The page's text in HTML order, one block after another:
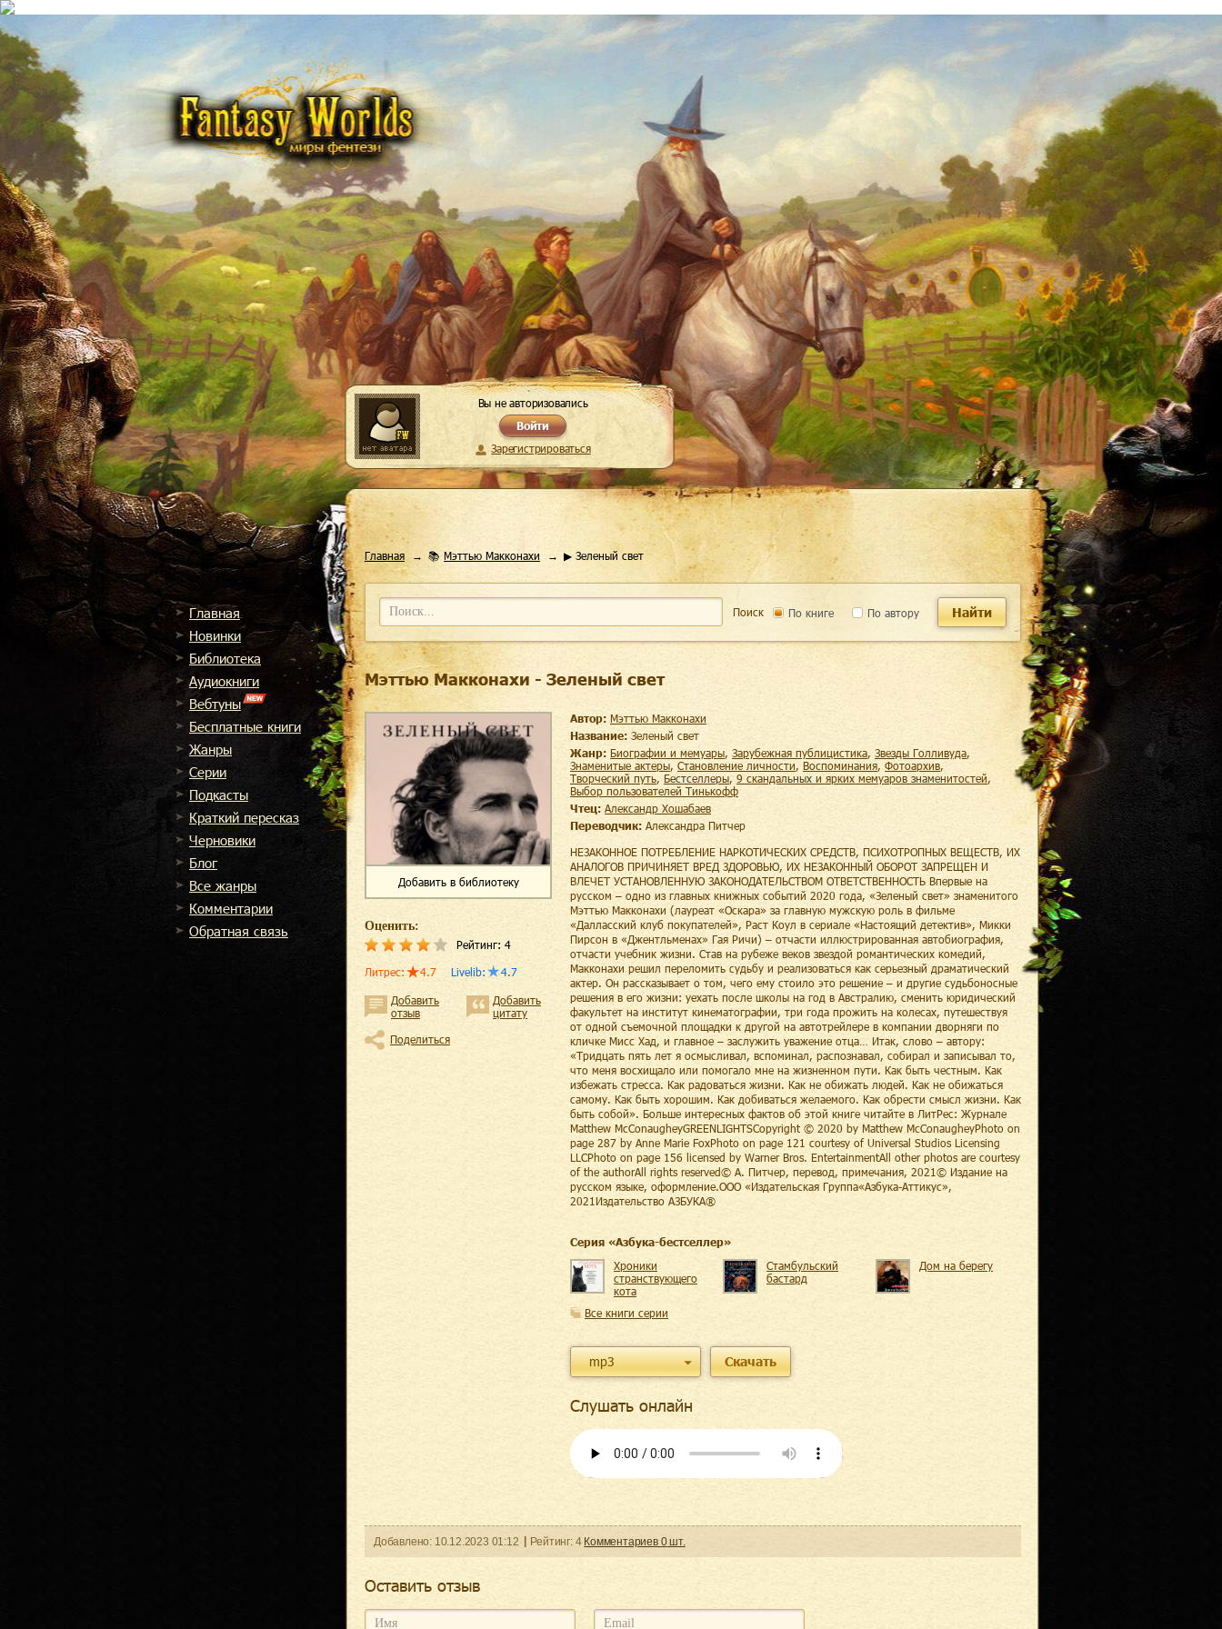
Вы не авторизовались
Войти
Зарегистрироваться
Главная
Новинки
Библиотека
Аудиокниги
Вебтуны
Бесплатные книги
Жанры
Cерии
Подкасты
Краткий пересказ
Черновики
Блог
Все жанры
Комментарии
Обратная связь
Главная 📚 Мэттью Макконахи ▶ Зеленый свет
Поиск По книге По автору Найти
Мэттью Макконахи - Зеленый свет
Добавить в библиотеку
Оценить:
Рейтинг: 4
Литрес: 4.7 Livelib: 4.7
Добавить
отзыв
Добавить
цитату
Поделиться
Автор: Мэттью Макконахи
Название: Зеленый свет
Жанр:
биографии и мемуары, зарубежная публицистика, звезды Голливуда,
знаменитые актеры, становление личности, воспоминания, фотоархив,
творческий путь, Бестселлеры, 9 скандальных и ярких мемуаров знаменитостей,
Выбор пользователей Тинькофф
Чтец:
Александр Хошабаев
Переводчик: Александра Питчер
НЕЗАКОННОЕ ПОТРЕБЛЕНИЕ НАРКОТИЧЕСКИХ СРЕДСТВ, ПСИХОТРОПНЫХ ВЕЩЕСТВ, ИХ
АНАЛОГОВ ПРИЧИНЯЕТ ВРЕД ЗДОРОВЬЮ, ИХ НЕЗАКОННЫЙ ОБОРОТ ЗАПРЕЩЕН И
ВЛЕЧЕТ УСТАНОВЛЕННУЮ ЗАКОНОДАТЕЛЬСТВОМ ОТВЕТСТВЕННОСТЬ Впервые на
русском – одно из главных книжных событий 2020 года, «Зеленый свет» знаменитого
Мэттью Макконахи (лауреат «Оскара» за главную мужскую роль в фильме
«Далласский клуб покупателей», Раст Коул в сериале «Настоящий детектив», Микки
Пирсон в «Джентльменах» Гая Ричи) – отчасти иллюстрированная автобиография,
отчасти учебник жизни. Став на рубеже веков звездой романтических комедий,
Макконахи решил переломить судьбу и реализоваться как серьезный драматический
актер. Он рассказывает о том, чего ему стоило это решение – и другие судьбоносные
решения в его жизни: уехать после школы на год в Австралию, сменить юридический
факультет на институт кинематографии, три года прожить на колесах, путешествуя
от одной съемочной площадки к другой на автотрейлере в компании дворняги по
кличке Мисс Хад, и главное – заслужить уважение отца… Итак, слово – автору:
«Тридцать пять лет я осмысливал, вспоминал, распознавал, собирал и записывал то,
что меня восхищало или помогало мне на жизненном пути. Как быть честным. Как
избежать стресса. Как радоваться жизни. Как не обижать людей. Как не обижаться
самому. Как быть хорошим. Как добиваться желаемого. Как обрести смысл жизни. Как
быть собой». Больше интересных фактов об этой книге читайте в ЛитРес: Журнале
Matthew McConaugheyGREENLIGHTSCopyright © 2020 by Matthew McConaugheyPhoto on
page 287 by Anne Marie FoxPhoto on page 121 courtesy of Universal Studios Licensing
LLCPhoto on page 156 licensed by Warner Bros. EntertainmentAll other photos are courtesy
of the authorAll rights reserved© А. Питчер, перевод, примечания, 2021© Издание на
русском языке, оформление.ООО «Издательская Группа«Азбука-Аттикус»,
2021Издательство АЗБУКА®
Cерия «Азбука-бестселлер»
Хроники
странствующего
кота
Стамбульский
бастард
Дом на берегу
Все книги серии
mp3 Скачать
Слушать онлайн
Добавленo: 10.12.2023 01:12 Рейтинг: 4 Комментариев 0шт.
Оcтавить отзыв